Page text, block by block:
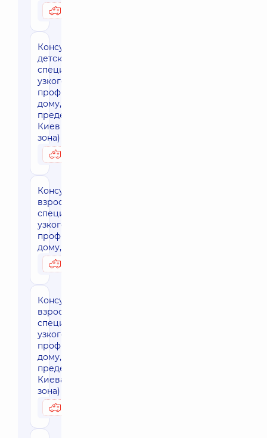
Консультация
детского
специалиста
узкого
профиля на
дому, за
пределами г.
Киев (30 км
зона)
Консультация
взрослого
специалиста
узкого
профиля на
дому, г. Киев
Консультация
взрослого
специалиста
узкого
профиля на
дому, за
пределами г.
Киева (30 км
зона)